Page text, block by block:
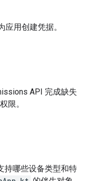
应用创建凭据。
API 完成缺失
限。
持哪些设备类型和特